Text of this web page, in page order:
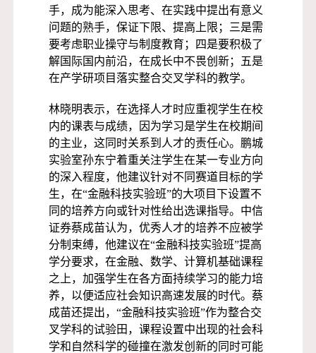
手，成为能深入思考、在实践中提出有意义
问题的熟手，保证下限、提高上限；三是需
要考虑职业操守与制度教育；四是要积极了
解国际国内前沿，在成长中不畏创新；五是
在产学研项目落实整合交叉学科的教学。
林晓明表示，在选择人才时应重视学生在校
内的课表与成绩，因为学习是学生在校期间
的主业，这同时关系到人才的责任心。鹏城
实验室孙东宁着重关注学生在某一专业方向
的深入程度，他建议针对不同赛道目标的学
生，在“金融科技实验班”的大项目下设置不
同的培养方向或针对性给出选课指导。中信
证券蔡成苗认为，优秀人才的培养不应被学
分制束缚，他建议在“金融科技实验班”提高
学分要求，在金融、数学、计算机基础课程
之上，加强学生在各方面持续学习的能力培
养，以便适应社会知识高速发展的时代。蔡
成苗还提出，“金融科技实验班”作为整合交
叉学科的试验田，课程设置中出现的社会科
学和自然科学的碰撞在激发创新的同时可能